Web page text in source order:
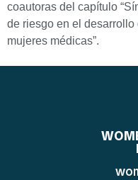
coautoras del capítulo
de riesgo en el
mujeres médicas”.